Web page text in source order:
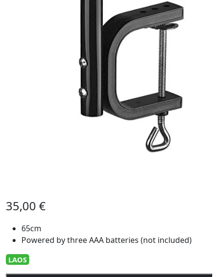
35,00 €
65cm
Powered by three AAA batteries (not included)
LAOS